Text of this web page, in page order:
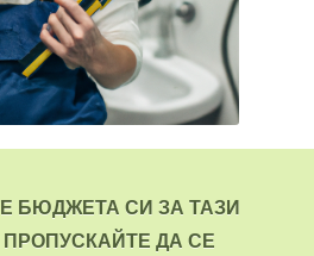
БЮДЖЕТА СИ ЗА ТАЗИ
ПРОПУСКАЙТЕ ДА СЕ